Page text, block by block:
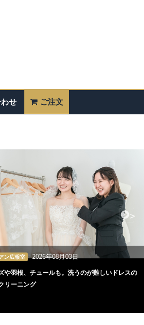
せ ご注文
ン広報室 2026年08月03日
や羽根、チュールも。洗うのが難しいドレスの
リーニング
>